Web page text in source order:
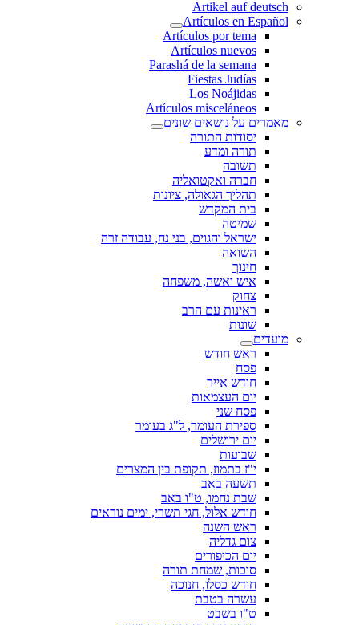
Artikel auf deutsch
Artículos en Español
Artículos por tema
Artículos nuevos
Parashá de la semana
Fiestas Judías
Los Noájidas
Artículos misceláneos
מאמרים על נושאים שונים
יסודות התורה
תורה ומדע
תשובה
חברה ואקטואליה
תהליך הגאולה, ציונות
בית המקדש
שמיטה
ישראל והגוים, בני נח, עבודה זרה
השואה
חינוך
איש ואשה, משפחה
צחוק
ראינות עם הרב
שונות
מועדים
ראש חודש
פסח
חודש אייר
יום העצמאות
פסח שני
ספירת העומר, ל"ג בעומר
יום ירושלים
שבועות
י"ז בתמוז, תקופת בין המצרים
תשעה באב
שבת נחמו, ט"ו באב
חודש אלול, חגי תשרי, ימים נוראים
ראש השנה
צום גדליה
יום הכיפורים
סוכות, שמחת תורה
חודש כסלו, חנוכה
עשרה בטבת
ט"ו בשבט